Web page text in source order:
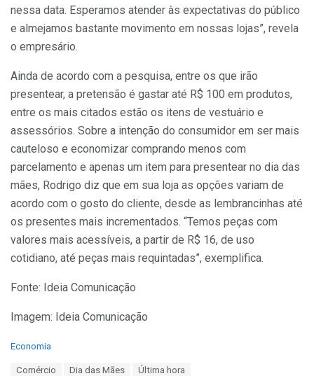
nessa data. Esperamos atender às expectativas do público
e almejamos bastante movimento em nossas lojas”, revela
o empresário.
Ainda de acordo com a pesquisa, entre os que irão
presentear, a pretensão é gastar até R$ 100 em produtos,
entre os mais citados estão os itens de vestuário e
assessórios. Sobre a intenção do consumidor em ser mais
cauteloso e economizar comprando menos com
parcelamento e apenas um item para presentear no dia das
mães, Rodrigo diz que em sua loja as opções variam de
acordo com o gosto do cliente, desde as lembrancinhas até
os presentes mais incrementados. “Temos peças com
valores mais acessíveis, a partir de R$ 16, de uso
cotidiano, até peças mais requintadas”, exemplifica.
Fonte: Ideia Comunicação
Imagem: Ideia Comunicação
C
Economia
Comércio Dia das Mães Última hora